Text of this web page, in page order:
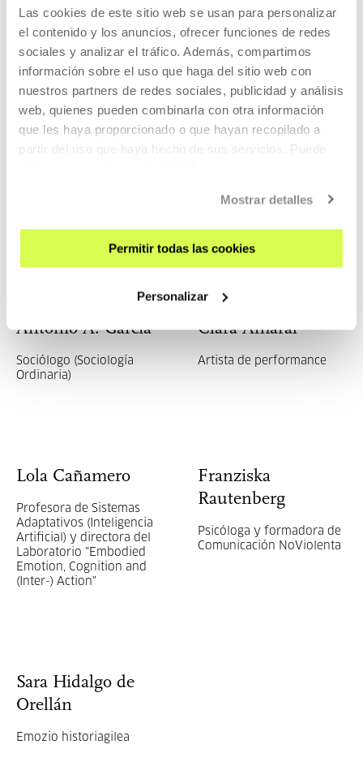
Las cookies de este sitio web se usan para personalizar
el contenido y los anuncios, ofrecer funciones de redes
sociales y analizar el tráfico. Además, compartimos
información sobre el uso que haga del sitio web con
nuestros partners de redes sociales, publicidad y análisis
web, quienes pueden combinarla con otra información
que les haya proporcionado o que hayan recopilado a
partir del uso que haya hecho de sus servicios. Puede
Mostrar detalles
Permitir todas las cookies
Personalizar
Eloy Fernández
Porta
Ensayista y spoken word
Christian Salmon
Ordinaria)
Antonio A. García
Sociólogo (Sociología
Ordinaria)
Clara Amaral
Artista de performance
Lola Cañamero
Profesora de Sistemas
Adaptativos (Inteligencia
Artificial) y directora del
Laboratorio "Embodied
Emotion, Cognition and
(Inter-) Action"
Franziska
Rautenberg
Psicóloga y formadora de
Comunicación NoViolenta
Sara Hidalgo de
Orellán
Emozio historiagilea